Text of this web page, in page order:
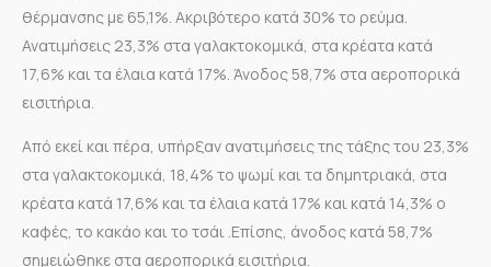
θέρμανσης με 65,1%. Ακριβότερο κατά 30% το ρεύμα.
Ανατιμήσεις 23,3% στα γαλακτοκομικά, στα κρέατα κατά
17,6% και τα έλαια κατά 17%. Άνοδος 58,7% στα αεροπορικά
εισιτήρια.
Από εκεί και πέρα, υπήρξαν ανατιμήσεις της τάξης του 23,3%
στα γαλακτοκομικά, 18,4% το ψωμί και τα δημητριακά, στα
κρέατα κατά 17,6% και τα έλαια κατά 17% και κατά 14,3% ο
καφές, το κακάο και το τσάι .Επίσης, άνοδος κατά 58,7%
σημειώθηκε στα αεροπορικά εισιτήρια.